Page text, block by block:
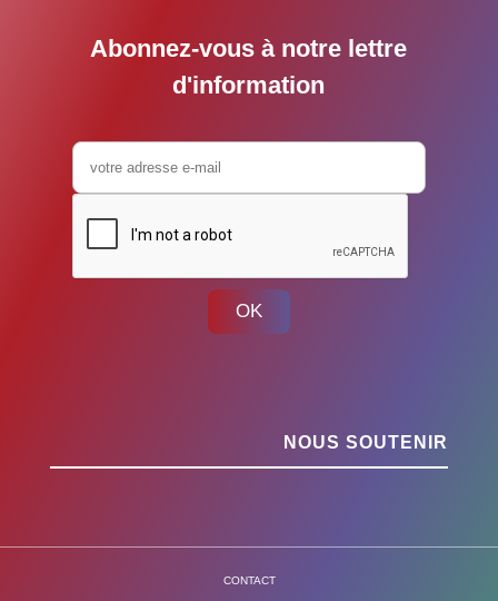
Abonnez-vous à notre lettre
d'information
OK
NOUS SOUTENIR
CONTACT